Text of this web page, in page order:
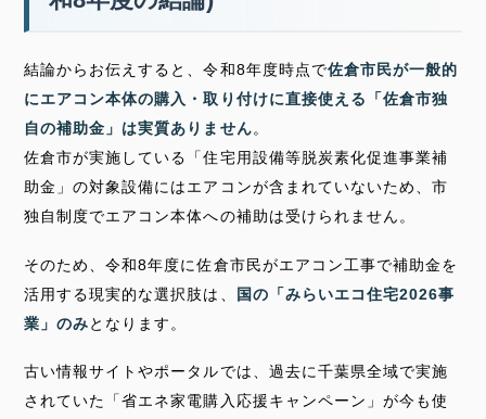
結論からお伝えすると、令和8年度時点で佐倉市民が一般的
にエアコン本体の購入・取り付けに直接使える「佐倉市独
自の補助金」は実質ありません。
佐倉市が実施している「住宅用設備等脱炭素化促進事業補
助金」の対象設備にはエアコンが含まれていないため、市
独自制度でエアコン本体への補助は受けられません。
そのため、令和8年度に佐倉市民がエアコン工事で補助金を
活用する現実的な選択肢は、 国の「みらいエコ住宅2026事
業」のみとなります。
古い情報サイトやポータルでは、過去に千葉県全域で実施
されていた「省エネ家電購入応援キャンペーン」が今も使